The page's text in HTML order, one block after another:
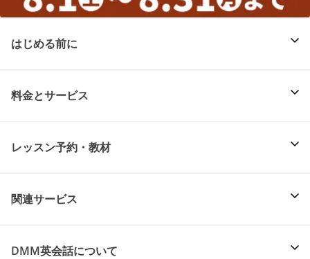
はじめる前に
料金とサービス
レッスン予約・教材
関連サービス
DMM英会話について